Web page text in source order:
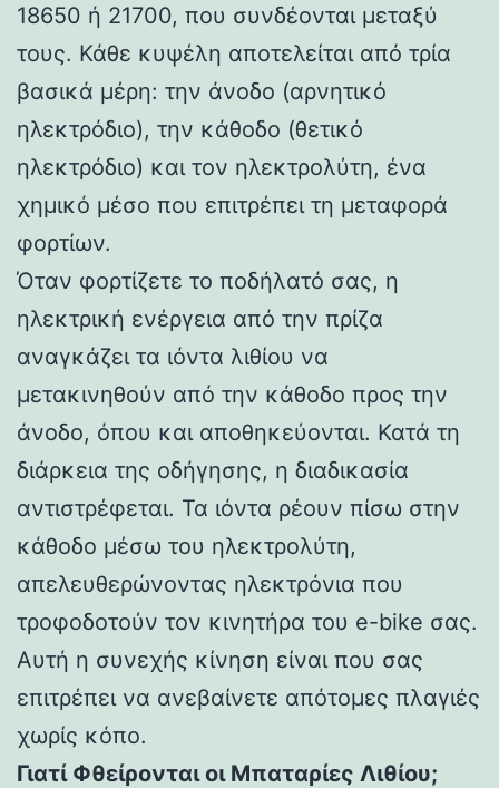
18650 ή 21700, που συνδέονται μεταξύ
τους. Κάθε κυψέλη αποτελείται από τρία
βασικά μέρη: την άνοδο (αρνητικό
ηλεκτρόδιο), την κάθοδο (θετικό
ηλεκτρόδιο) και τον ηλεκτρολύτη, ένα
χημικό μέσο που επιτρέπει τη μεταφορά
φορτίων.
Όταν φορτίζετε το ποδήλατό σας, η
ηλεκτρική ενέργεια από την πρίζα
αναγκάζει τα ιόντα λιθίου να
μετακινηθούν από την κάθοδο προς την
άνοδο, όπου και αποθηκεύονται. Κατά τη
διάρκεια της οδήγησης, η διαδικασία
αντιστρέφεται. Τα ιόντα ρέουν πίσω στην
κάθοδο μέσω του ηλεκτρολύτη,
απελευθερώνοντας ηλεκτρόνια που
τροφοδοτούν τον κινητήρα του e-bike σας.
Αυτή η συνεχής κίνηση είναι που σας
επιτρέπει να ανεβαίνετε απότομες πλαγιές
χωρίς κόπο.
Γιατί Φθείρονται οι Μπαταρίες Λιθίου;